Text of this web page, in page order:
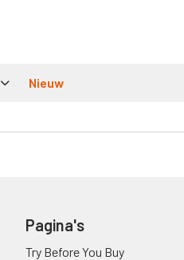
Nieuw
Pagina's
Try Before You Buy